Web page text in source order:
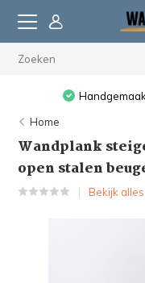
Voor 23:59
Home
Wandplank
open stalen
Bekijk